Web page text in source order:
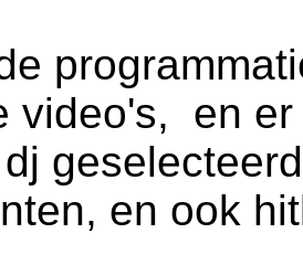
video's, en
en ook